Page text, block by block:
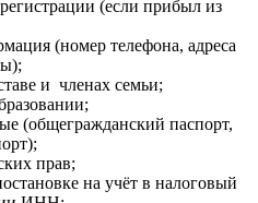
(если прибыл из
(номер телефона, адреса
и членах семьи;
(общегражданский паспорт,
прав;
на учёт в налоговый